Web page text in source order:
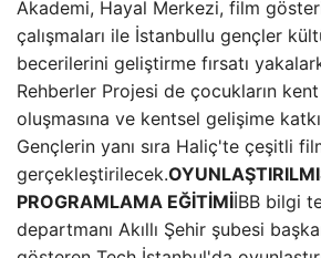
Akademi, Hayal Merkezi, film
çalışmaları ile İstanbullu gençler
becerilerini geliştirme fırsatı
Rehberler Projesi de çocukların
oluşmasına ve kentsel gelişime
Gençlerin yanı sıra Haliç'te çeşitli
gerçekleştirilecek.
PROGRAMLAMA EĞİTİMİİBB bilgi
departmanı Akıllı Şehir şubesi